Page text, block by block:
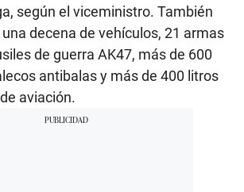
según el viceministro. También
decena de vehículos, 21 armas
de guerra AK47, más de 600
antibalas y más de 400 litros
aviación.